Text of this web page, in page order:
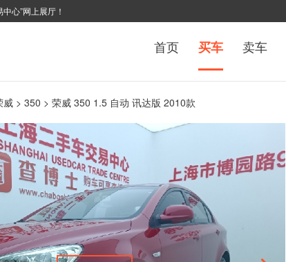
心”网上展厅！
首页 买车 卖车
威 > 350 > 荣威 350 1.5 自动 讯达版 2010款